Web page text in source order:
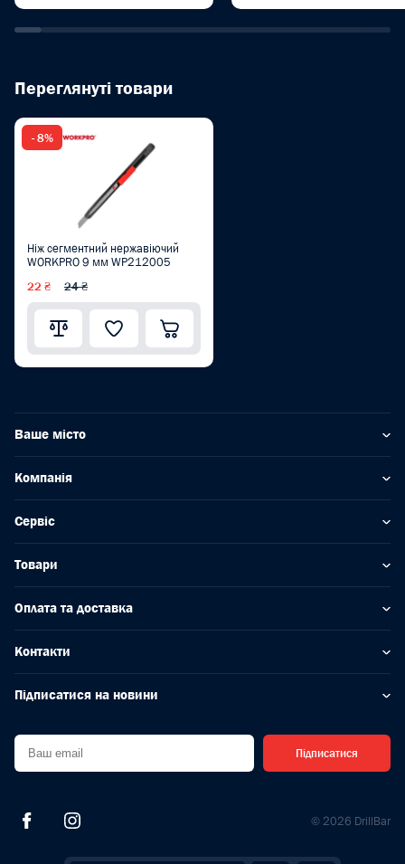
Переглянуті товари
- 8%
Ніж сегментний нержавіючий
WORKPRO 9 мм WP212005
22 ₴ 24 ₴
Ваше місто
Компанія
Сервіс
Товари
Оплата та доставка
Контакти
Підписатися на новини
Підписатися
© 2026 DrillBar